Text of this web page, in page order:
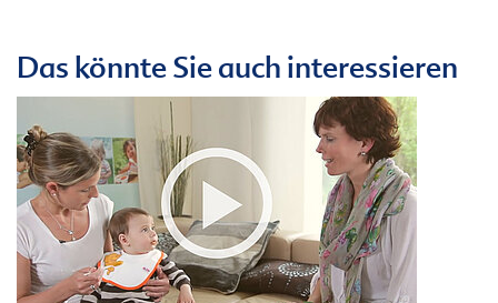
Das könnte Sie auch interessieren